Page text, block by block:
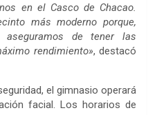
en el Casco de Chacao.
más moderno porque,
aseguramos de tener las
rendimiento», destacó
el gimnasio operará
facial. Los horarios de